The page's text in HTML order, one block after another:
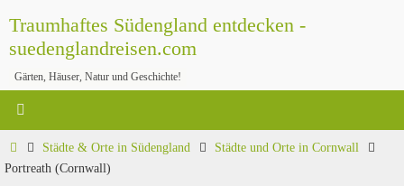
Inhalt
Traumhaftes Südengland entdecken -
suedenglandreisen.com
Gärten, Häuser, Natur und Geschichte!
StartStädte & Orte in Südengland
Städte und Orte in Cornwall
Portreath (Cornwall)